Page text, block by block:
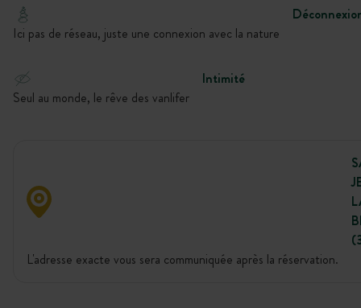
Ici pas de réseau, juste une connexion avec la nature
Intimité
Seul au monde, le rêve des vanlifer
L'adresse exacte vous sera communiquée après la réservation.